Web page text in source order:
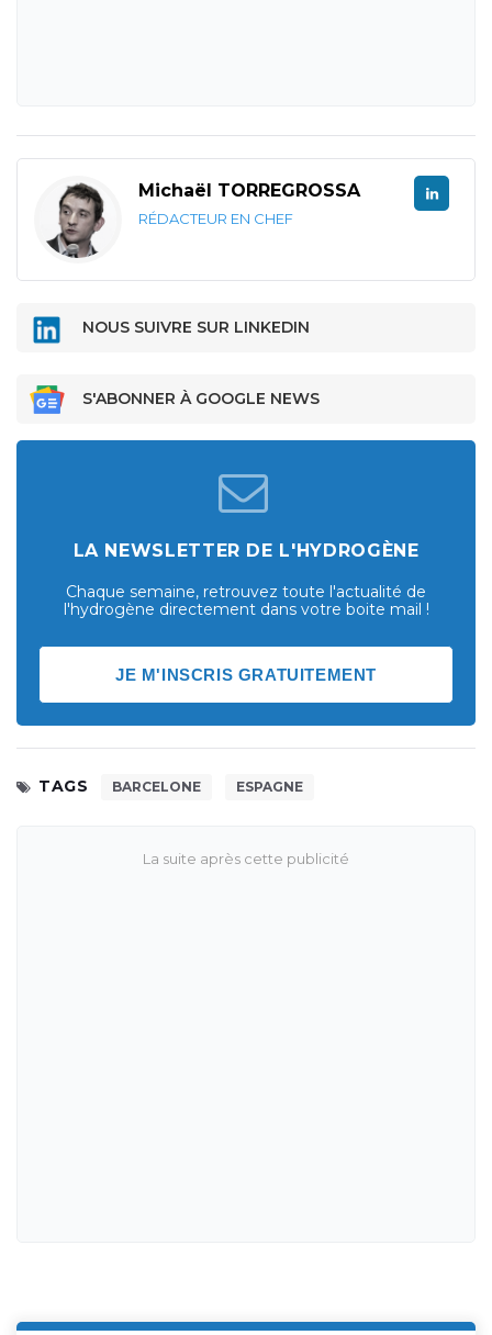
Michaël TORREGROSSA
RÉDACTEUR EN CHEF
NOUS SUIVRE SUR LINKEDIN
S'ABONNER À GOOGLE NEWS
LA NEWSLETTER DE L'HYDROGÈNE
Chaque semaine, retrouvez toute l'actualité de
l'hydrogène directement dans votre boite mail !
JE M'INSCRIS GRATUITEMENT
TAGS BARCELONE ESPAGNE